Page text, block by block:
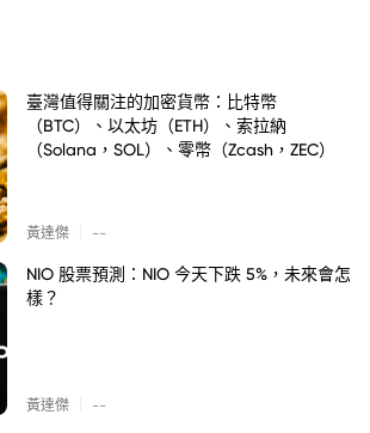
臺灣值得關注的加密貨幣：比特幣
（BTC）、以太坊（ETH）、索拉納
（Solana，SOL）、零幣（Zcash，ZEC）
黃達傑 --
NIO 股票預測：NIO 今天下跌 5%，未來會怎
樣？
黃達傑 --